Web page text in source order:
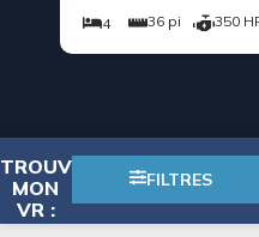
4 36 pi 350
TROUVER
MON
VR :
FILTRES